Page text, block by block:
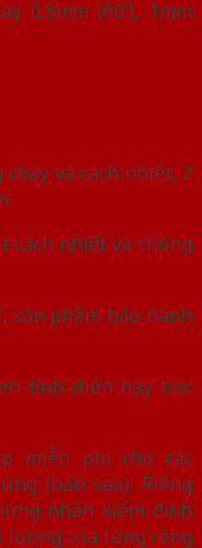
0.8mm (60’), 1mm
và cách nhiệt, 2
cách nhiệt và chống
sản phẩm bảo hành
tĩnh điện hay bọc
miễn phí cho các
(bản sao). Riêng
nhận kiểm định
lượng của từng công